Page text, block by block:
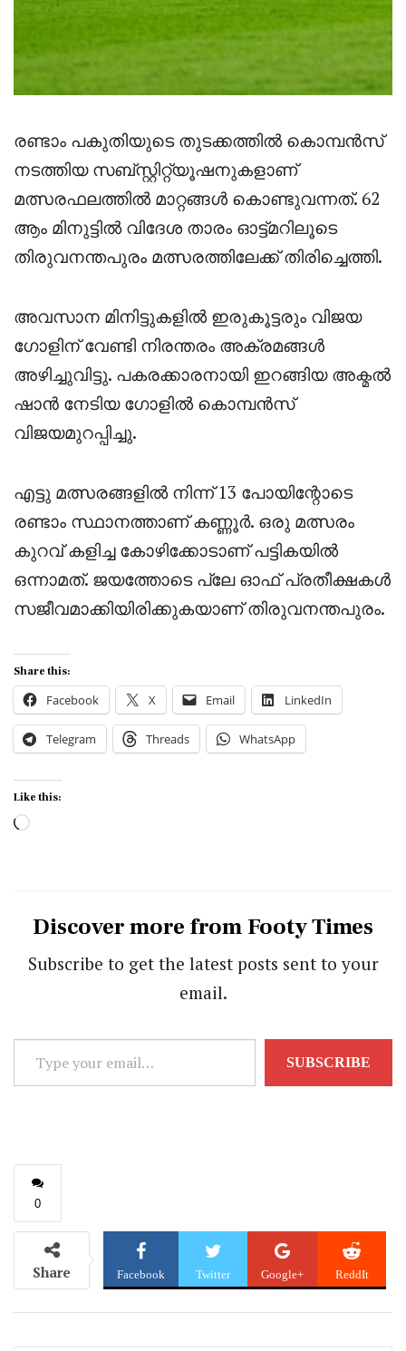
രണ്ടാം പകുതിയുടെ തുടക്കത്തിൽ കൊമ്പൻസ്
നടത്തിയ സബ്സ്റ്റിറ്റ്യൂഷനുകളാണ്
മത്സരഫലത്തിൽ മാറ്റങ്ങൾ കൊണ്ടുവന്നത്. 62
ആം മിനുട്ടിൽ വിദേശ താരം ഓട്ട്‌മറിലൂടെ
തിരുവനന്തപുരം മത്സരത്തിലേക്ക് തിരിച്ചെത്തി.
അവസാന മിനിട്ടുകളിൽ ഇരുകൂട്ടരും വിജയ
ഗോളിന് വേണ്ടി നിരന്തരം അക്രമങ്ങൾ
അഴിച്ചുവിട്ടു. പകരക്കാരനായി ഇറങ്ങിയ അക്മൽ
ഷാൻ നേടിയ ഗോളിൽ കൊമ്പൻസ്
വിജയമുറപ്പിച്ചു.
എട്ടു മത്സരങ്ങളിൽ നിന്ന് 13 പോയിന്റോടെ
രണ്ടാം സ്ഥാനത്താണ് കണ്ണൂർ. ഒരു മത്സരം
കുറവ് കളിച്ച കോഴിക്കോടാണ് പട്ടികയിൽ
ഒന്നാമത്. ജയത്തോടെ പ്ലേ ഓഫ് പ്രതീക്ഷകൾ
സജീവമാക്കിയിരിക്കുകയാണ് തിരുവനന്തപുരം.
Share this:
Facebook X Email LinkedIn
Telegram Threads WhatsApp
Like this:
Loading…
Discover more from Footy Times
Subscribe to get the latest posts sent to your
email.
your
SUBSCRIBE
0
Share Facebook Twitter Google+ ReddIt